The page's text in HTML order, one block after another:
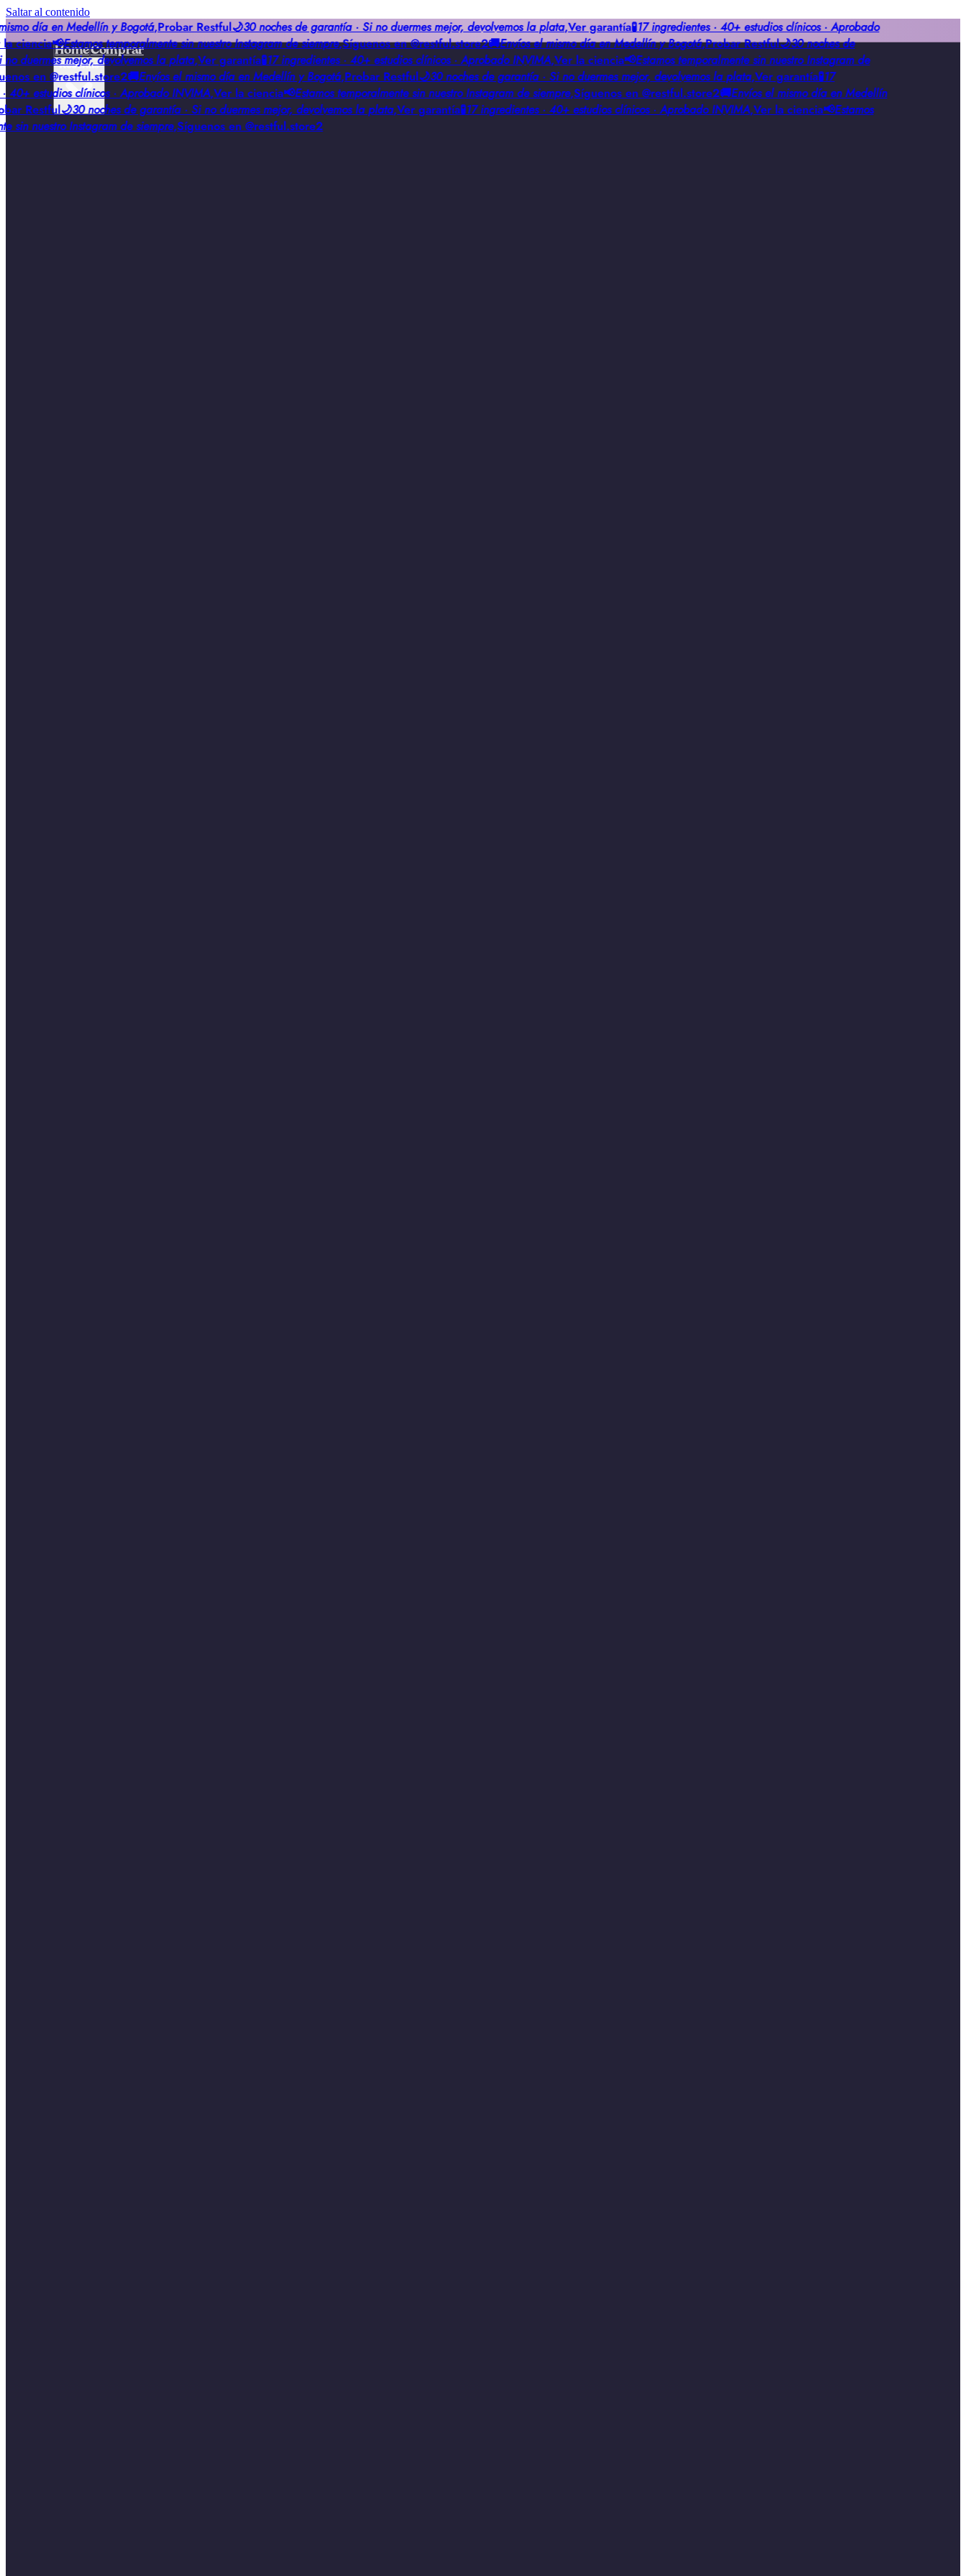
Saltar al contenido
día en Medellín y Bogotá,Probar Restful🌙30 noches de garantía · Si no duermes mejor, devolvemos la plata,Ver garantía🧪17 ingredientes · 40+ estudios clínicos · Aprobado
ciencia📢Estamos temporalmente sin nuestro Instagram de siempre,Síguenos en @restful.store2🚚Envíos el mismo día en Medellín y Bogotá,Probar Restful🌙30 noches de
duermes mejor, devolvemos la plata,Ver garantía🧪17 ingredientes · 40+ estudios clínicos · Aprobado INVIMA,Ver la ciencia📢Estamos temporalmente sin nuestro Instagram de
en @restful.store2🚚Envíos el mismo día en Medellín y Bogotá,Probar Restful🌙30 noches de garantía · Si no duermes mejor, devolvemos la plata,Ver garantía🧪17
estudios clínicos · Aprobado INVIMA,Ver la ciencia📢Estamos temporalmente sin nuestro Instagram de siempre,Síguenos en @restful.store2🚚Envíos el mismo día en Medellín
Restful🌙30 noches de garantía · Si no duermes mejor, devolvemos la plata,Ver garantía🧪17 ingredientes · 40+ estudios clínicos · Aprobado INVIMA,Ver la ciencia📢Estamos
sin nuestro Instagram de siempre,Síguenos en @restful.store2
HomeComprar
Reseñas